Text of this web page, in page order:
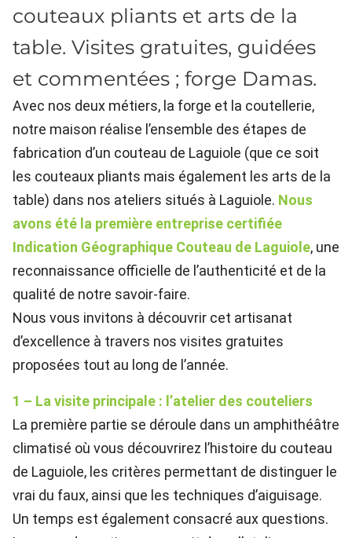
couteaux pliants et arts de la
table. Visites gratuites, guidées
et commentées ; forge Damas.
Avec nos deux métiers, la forge et la coutellerie,
notre maison réalise l’ensemble des étapes de
fabrication d’un couteau de Laguiole (que ce soit
les couteaux pliants mais également les arts de la
table) dans nos ateliers situés à Laguiole. Nous
avons été la première entreprise certifiée
Indication Géographique Couteau de Laguiole, une
reconnaissance officielle de l’authenticité et de la
qualité de notre savoir-faire.
Nous vous invitons à découvrir cet artisanat
d’excellence à travers nos visites gratuites
proposées tout au long de l’année.
1 – La visite principale : l’atelier des couteliers
La première partie se déroule dans un amphithéâtre
climatisé où vous découvrirez l’histoire du couteau
de Laguiole, les critères permettant de distinguer le
vrai du faux, ainsi que les techniques d’aiguisage.
Un temps est également consacré aux questions.